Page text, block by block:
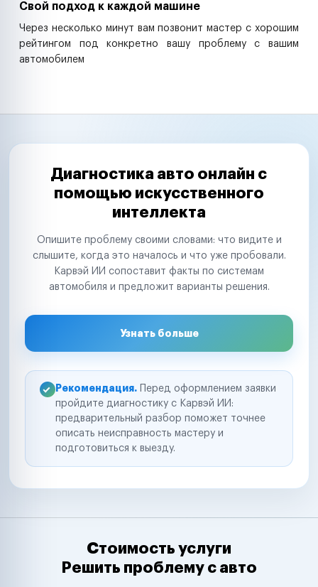
Свой подход к каждой машине
Через несколько минут вам позвонит мастер с хорошим
рейтингом под конкретно вашу проблему с вашим
автомобилем
Диагностика авто онлайн с
помощью искусственного
интеллекта
Опишите проблему своими словами: что видите и
слышите, когда это началось и что уже пробовали.
Карвэй ИИ сопоставит факты по системам
автомобиля и предложит варианты решения.
Узнать больше
Рекомендация. Перед оформлением заявки
пройдите диагностику с Карвэй ИИ:
предварительный разбор поможет точнее
описать неисправность мастеру и
подготовиться к выезду.
Стоимость услуги
Решить проблему с авто